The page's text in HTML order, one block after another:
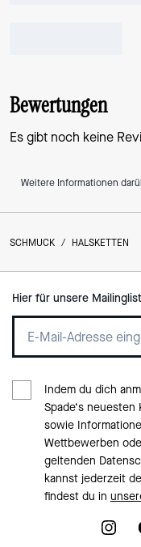
Bewertungen
Es gibt noch keine
Weitere Informationen
SCHMUCK / HALSKETTEN
Hier für unsere
Indem du dich
Spade‘s
sowie
Wettbewerben
geltenden
kannst jederzeit
findest du in